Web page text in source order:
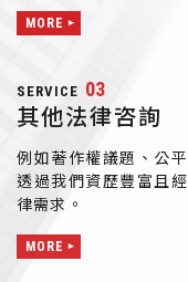
MORE
SERVICE 03
其他法律咨詢
例如著作權議題、公
透過我們資歷豐富且
律需求。
MORE